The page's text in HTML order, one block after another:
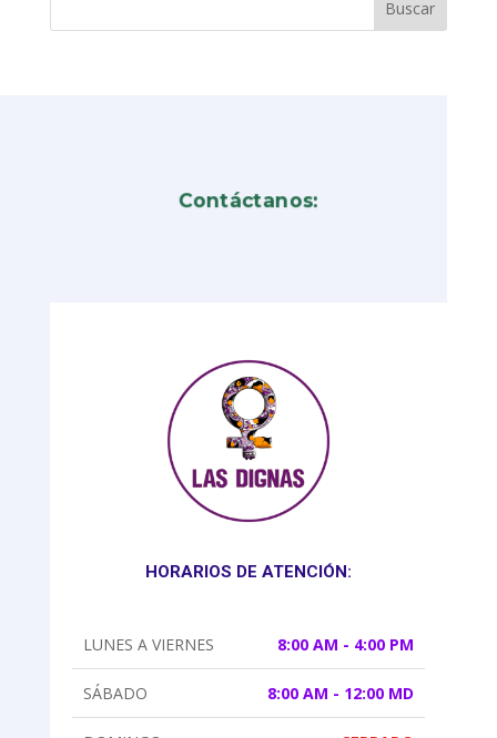
Contáctanos:
HORARIOS DE ATENCIÓN:
LUNES A VIERNES 8:00 AM - 4:00 PM
SÁBADO 8:00 AM - 12:00 MD